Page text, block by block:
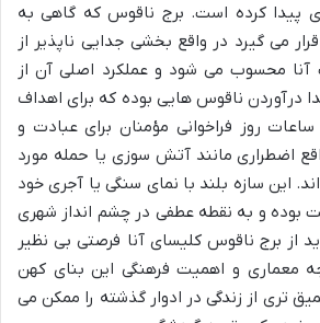
پیدا کرده است. برج ناقوس که گاهی به
می گیرد در واقع بخشی جدایی ناپذیر از
محسوب می شود و عملکرد اصلی آن از
درآوردن ناقوس هایی بوده که برای اهداف
ساعات روز فراخوانی مؤمنان برای عبادت و
اضطراری مانند آتش سوزی یا حمله مورد
این سازه بلند با نمای سنگی یا آجری خود
بوده و به نقطه عطفی در چشم انداز شهری
از برج ناقوس کلیسای آنا فرصتی بی نظیر
معماری و اهمیت فرهنگی این بنای کهن
تری از زندگی در ادوار گذشته را ممکن می